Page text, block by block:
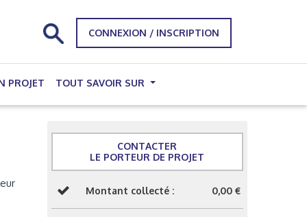
CONNEXION / INSCRIPTION
PROJET TOUT SAVOIR SUR
CONTACTER
LE PORTEUR DE PROJET
Montant collecté : 0,00 €